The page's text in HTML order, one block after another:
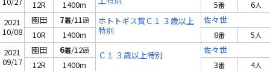
12R
1400m 5番 6人
2021
10/08
園田 7着/11頭
ホトトギス賞Ｃ１ ３歳以上
特別
佐々世
10R
1400m 8番 5人
2021
09/17
園田 6着/12頭 Ｃ１ ３歳以上特別
佐々世
12R
1400m 3番 4人